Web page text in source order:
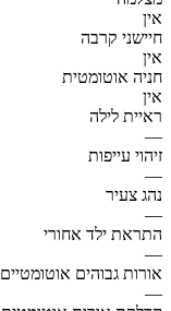
אין
חיישני קרבה
אין
חניה אוטומטית
אין
ראיית לילה
—
זיהוי עייפות
—
נהג צעיר
—
התראת ילד אחורי
—
אורות גבוהים אוטומטיים
—